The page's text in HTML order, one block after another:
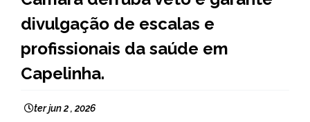
NOTÍCIAS
divulgação de escalas e
profissionais da saúde em
Capelinha.
ter jun 2 , 2026